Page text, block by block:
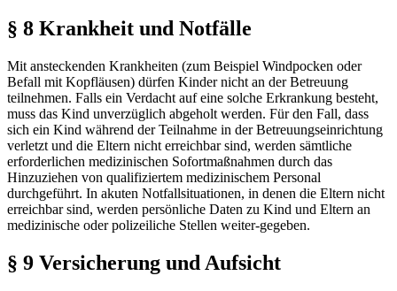
§ 8 Krankheit und Notfälle
Mit ansteckenden Krankheiten (zum Beispiel Windpocken oder
Befall mit Kopfläusen) dürfen Kinder nicht an der Betreuung
teilnehmen. Falls ein Verdacht auf eine solche Erkrankung besteht,
muss das Kind unverzüglich abgeholt werden. Für den Fall, dass
sich ein Kind während der Teilnahme in der Betreuungseinrichtung
verletzt und die Eltern nicht erreichbar sind, werden sämtliche
erforderlichen medizinischen Sofortmaßnahmen durch das
Hinzuziehen von qualifiziertem medizinischem Personal
durchgeführt. In akuten Notfallsituationen, in denen die Eltern nicht
erreichbar sind, werden persönliche Daten zu Kind und Eltern an
medizinische oder polizeiliche Stellen weiter-gegeben.
§ 9 Versicherung und Aufsicht